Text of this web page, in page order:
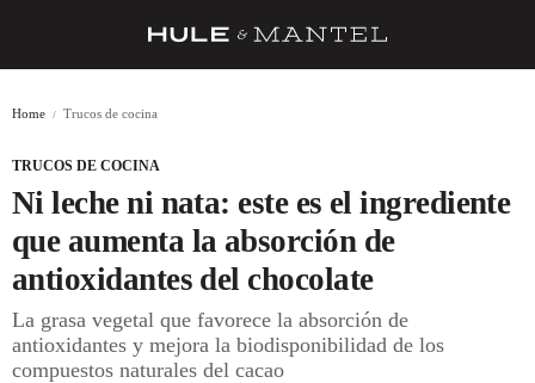
BARRAS Y ESTRELLAS
DÓNDE COMER
ÍDOLOS DE MESAS
CUADERNO DE VIAJE
Home Trucos de cocina
TRUCOS DE COCINA
Ni leche ni nata: este es el ingrediente
que aumenta la absorción de
antioxidantes del chocolate
La grasa vegetal que favorece la absorción de
antioxidantes y mejora la biodisponibilidad de los
compuestos naturales del cacao